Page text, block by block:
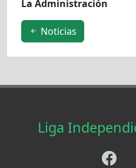
La Administración
Noticias
Liga